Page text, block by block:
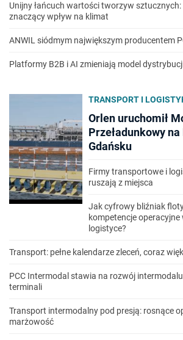
Unijny łańcuch wartości tworzyw sztucznych:
znaczący wpływ na klimat
ANWIL siódmym największym producentem
Platformy B2B i AI zmieniają model
TRANSPORT I
Orlen uruchomił
Przeładunkowy
Gdańsku
Firmy transportowe i
ruszają z miejsca
Jak cyfrowy bliźniak
kompetencje
logistyce?
Transport: pełne kalendarze zleceń, coraz
PCC Intermodal stawia na rozwój
terminali
Transport intermodalny pod presją: rosnące
marżowość